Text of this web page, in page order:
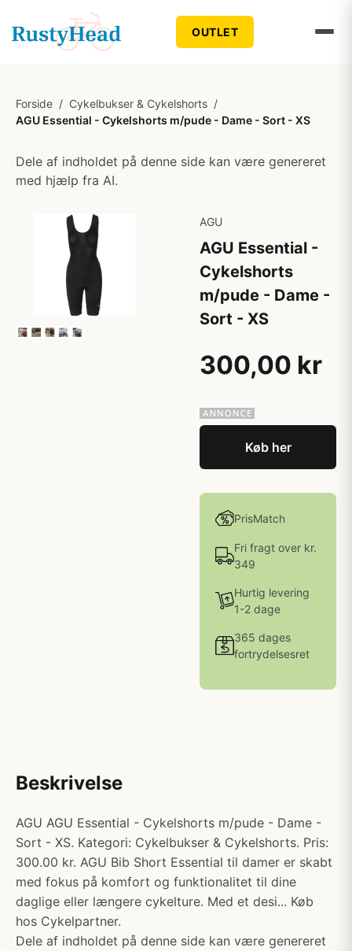
OUTLET
Forside / Cykelbukser & Cykelshorts /
AGU Essential - Cykelshorts m/pude - Dame - Sort - XS
Dele af indholdet på denne side kan være genereret
med hjælp fra AI.
AGU
AGU Essential -
Cykelshorts
m/pude - Dame -
Sort - XS
300,00 kr
Køb her
PrisMatch
Fri fragt over kr.
349
Hurtig levering
1-2 dage
365 dages
fortrydelsesret
Beskrivelse
AGU AGU Essential - Cykelshorts m/pude - Dame -
Sort - XS. Kategori: Cykelbukser & Cykelshorts. Pris:
300.00 kr. AGU Bib Short Essential til damer er skabt
med fokus på komfort og funktionalitet til dine
daglige eller længere cykelture. Med et desi... Køb
hos Cykelpartner.
Dele af indholdet på denne side kan være genereret